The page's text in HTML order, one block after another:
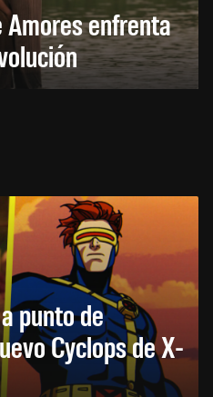
enfrenta
punto de
Cyclops de X-